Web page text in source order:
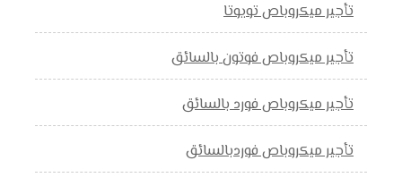
تأجير ميكروباص تويوتا
تأجير ميكروباص فوتون بالسائق
تأجير ميكروباص فورد بالسائق
تأجير ميكروباص فوردبالسائق